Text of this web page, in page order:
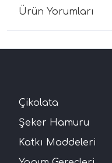
Ürün Yorumları
Çikolata
Şeker Hamuru
Katkı Maddeleri